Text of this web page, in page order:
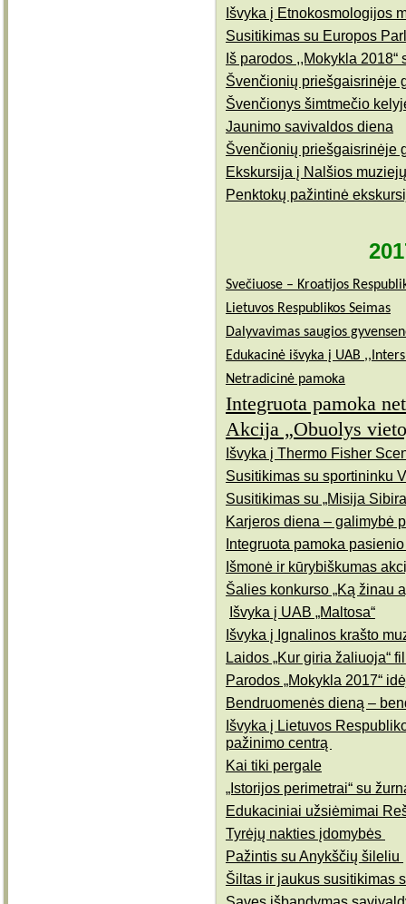
Išvyka į Etnokosmologijos
Susitikimas su Europos
Iš parodos ,,Mokykla 2018“
Švenčionių priešgaisrinėje
Švenčionys šimtmečio
Jaunimo savivaldos diena
Švenčionių priešgaisrinėje
Ekskursija į Nalšios muziejų
Penktokų pažintinė
Svečiuose – Kroatijos
Lietuvos Respublikos Seimas
Dalyvavimas saugios
Edukacinė išvyka į UAB
Netradicinė pamoka
Integruota pamoka
Akcija „Obuolys
Išvyka į Thermo Fisher
Susitikimas su sportininku
Susitikimas su „Misija
Karjeros diena – galimybė
Integruota pamoka
Išmonė ir kūrybiškumas
Šalies konkurso „Ką žinau
Išvyka į UAB „Maltosa“
Išvyka į Ignalinos krašto
Laidos „Kur giria žaliuoja“
Parodos „Mokykla 2017“
Bendruomenės dieną –
Išvyka į Lietuvos
pažinimo centrą
Kai tiki pergale
„Istorijos perimetrai“ su
Edukaciniai užsiėmimai
Tyrėjų nakties įdomybės
Pažintis su Anykščių šileliu
Šiltas ir jaukus susitikimas